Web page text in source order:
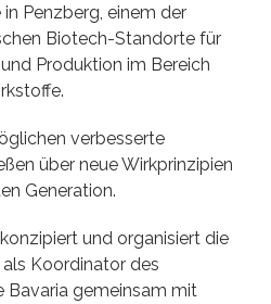
Penzberg, einem der
Biotech-Standorte für
Produktion im Bereich
verbesserte
über neue Wirkprinzipien
Generation.
und organisiert die
Koordinator des
Bavaria gemeinsam mit